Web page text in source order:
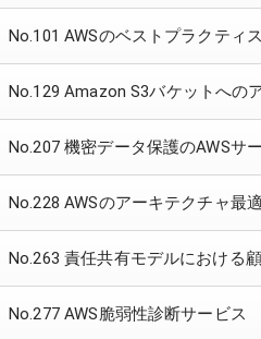
No.101 AWSのベストプラクティ
No.129 Amazon S3バケットへの
No.207 機密データ保護のAWSサ
No.228 AWSのアーキテクチャ最
No.263 責任共有モデルにおける
No.277 AWS脆弱性診断サービス